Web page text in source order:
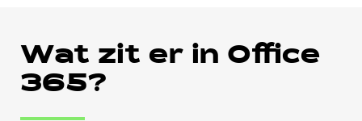
Wat zit er in Office
365?